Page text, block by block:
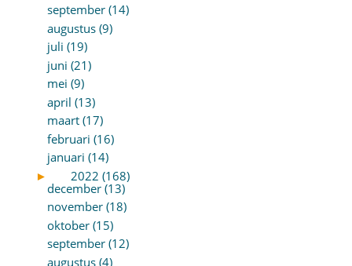
september (14)
augustus (9)
juli (19)
juni (21)
mei (9)
april (13)
maart (17)
februari (16)
januari (14)
►
2022 (168)
december (13)
november (18)
oktober (15)
september (12)
augustus (4)